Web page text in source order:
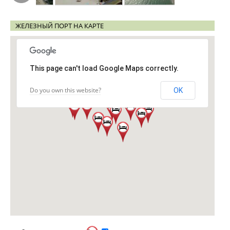
ЖЕЛЕЗНЫЙ ПОРТ НА КАРТЕ
This page can't load Google Maps correctly.
Do you own this website? OK